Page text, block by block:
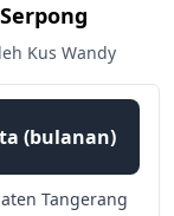
Kus Wandy
(bulanan)
Tangerang